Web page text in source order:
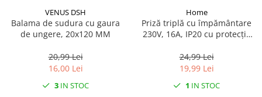
VENUS DSH
Balama de sudura cu gaura
de ungere, 20x120 MM
20,99 Lei
16,00 Lei
3 IN STOC
Home
Priză triplă cu împământare
230V, 16A, IP20 cu protecție
24,99 Lei
19,99 Lei
1 IN STOC